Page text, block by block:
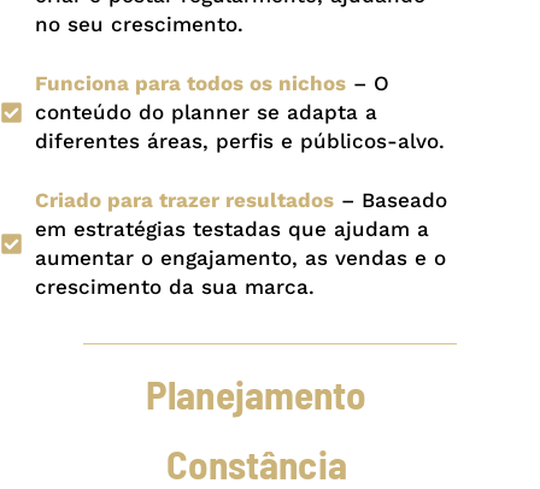
no seu crescimento.
Funciona para todos os nichos– O
conteúdo do planner se adapta a
diferentes áreas, perfis e públicos-alvo.
Criado para trazer resultados– Baseado
em estratégias testadas que ajudam a
aumentar o engajamento, as vendas e o
crescimento da sua marca.
Planejamento
Constância